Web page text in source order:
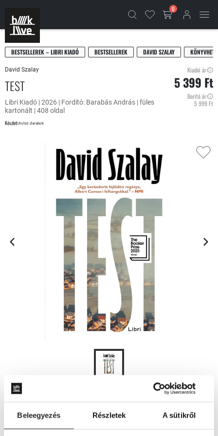
Beleegyezés Részletek A sütikről
0
BESTSELLEREK – LIBRI KIADÓ BESTSELLEREK DAVID SZALAY
David Szalay
TEST
Libri Kiadó | 2026 | Fordító: Barabás András | füles
kartonált | 408 oldal
KészletUtolsó darabok
Kiadói ár:
5 399 Ft
Borító ár:
5 999 Ft
KOSÁRBA